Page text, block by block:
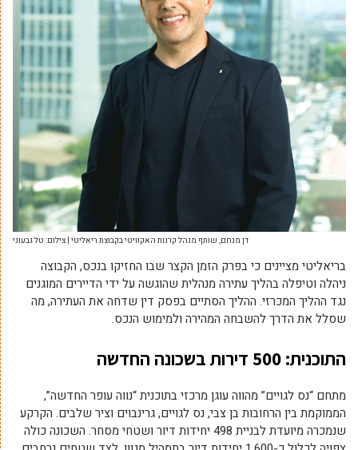
דן מנחם, שותף מנהל קרנות האקוויטי בקבוצת ריאליטי | צילום: טל גבעוני
בריאליטי מציינים כי בפרק הזמן הקצר שבו החזיקו בנכס, הקבוצה
ניהלה וטיפלה בהליך עתירה מנהלית שהוגשה על ידי הדיירים המוגנים
נגד ההליך המכרזי. ההליך הסתיים בפסק דין שדחה את העתירה, מה
שסלל את הדרך להשבחה המהירה ולמימוש הנכס.
התוכנית: 500 דירות בשכונה החדשה
מתחם “נס לגויים” מהווה עוגן מרכזי בתוכנית “נווה עופר החדשה”,
הממוקמת בין הרחובות בן צבי, נס לגויים, גרינבוים וציר שלבים. הקרקע
שנמכרה מיועדת לבניית 498 יחידות דיור ושטחי מסחר
. השכונה כולה